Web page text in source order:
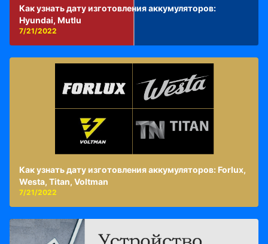
Как узнать дату изготовления аккумуляторов:
Hyundai, Mutlu
7/21/2022
Как узнать дату изготовления аккумуляторов: Forlux,
Westa, Titan, Voltman
7/21/2022